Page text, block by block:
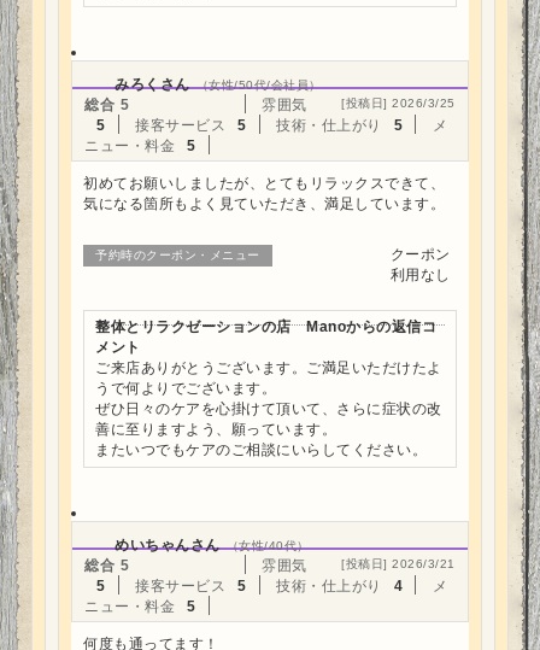
みろくさん （女性/50代/会社員）
[投稿日] 2026/3/25
総合 5
雰囲気
5
接客サービス 5 技術・仕上がり 5
メ
ニュー・料金
5
初めてお願いしましたが、とてもリラックスできて、
気になる箇所もよく見ていただき、満足しています。
予約時のクーポン・メニュー
クーポン
利用なし
整体とリラクゼーションの店 Manoからの返信コ
メント
ご来店ありがとうございます。ご満足いただけたよ
うで何よりでございます。
ぜひ日々のケアを心掛けて頂いて、さらに症状の改
善に至りますよう、願っています。
またいつでもケアのご相談にいらしてください。
めいちゃんさん （女性/40代）
[投稿日] 2026/3/21
総合 5
雰囲気
5
接客サービス 5 技術・仕上がり 4
メ
ニュー・料金
5
何度も通ってます！